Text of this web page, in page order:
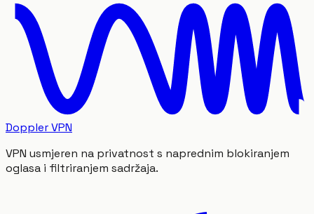
Doppler VPN
VPN usmjeren na privatnost s naprednim blokiranjem
oglasa i filtriranjem sadržaja.